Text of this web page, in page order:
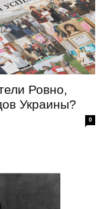
Ровно,
Украины?
0